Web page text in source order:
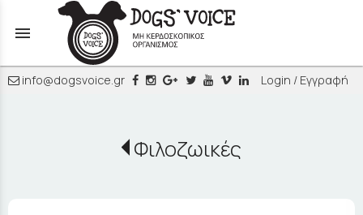
menu
info@dogsvoice.gr Login / Εγγραφή
Φιλοζωικές